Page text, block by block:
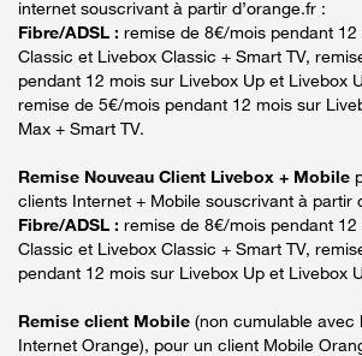
internet souscrivant à partir d’orange.fr :
Fibre/ADSL : remise de 8€/mois pendant
Classic et Livebox Classic + Smart TV,
pendant 12 mois sur Livebox Up et Livebox
remise de 5€/mois pendant 12 mois sur
Max + Smart TV.
Remise Nouveau Client Livebox + Mobile
clients Internet + Mobile souscrivant à partir
Fibre/ADSL : remise de 8€/mois pendant
Classic et Livebox Classic + Smart TV,
pendant 12 mois sur Livebox Up et Livebox
Remise client Mobile (non cumulable avec
Internet Orange), pour un client Mobile